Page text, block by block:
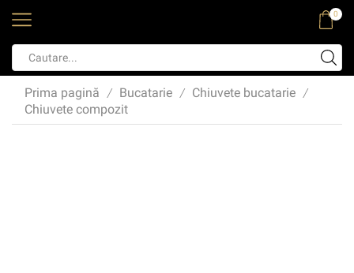
0
Prima pagină / Bucatarie / Chiuvete bucatarie /
Chiuvete compozit